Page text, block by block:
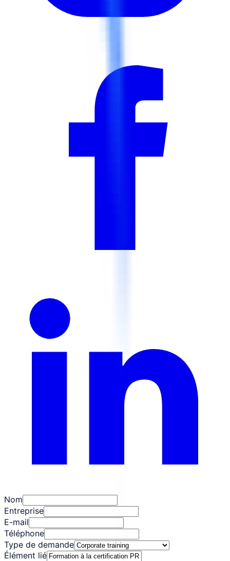
PMP®, y compris le support complet de l'application et
l'entraînement à l'examen blanc.
Nom
Entreprise
E-mail
Téléphone
Type de demande
Élément lié